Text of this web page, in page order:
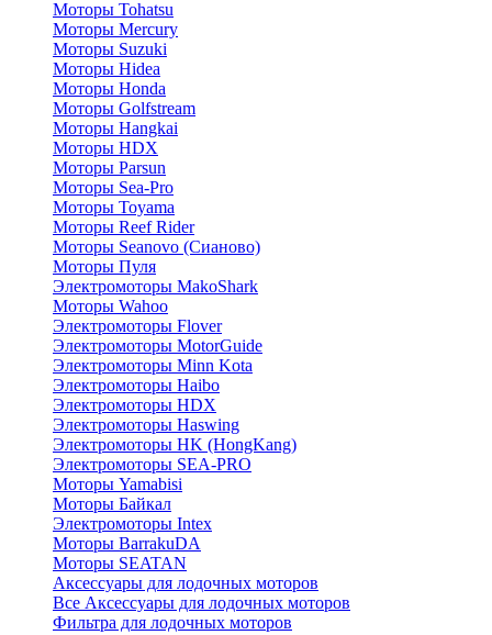
Моторы Tohatsu
Моторы Mercury
Моторы Suzuki
Моторы Hidea
Моторы Honda
Моторы Golfstream
Моторы Hangkai
Моторы HDX
Моторы Parsun
Моторы Sea-Pro
Моторы Toyama
Моторы Reef Rider
Моторы Seanovo (Сианово)
Моторы Пуля
Электромоторы MakoShark
Моторы Wahoo
Электромоторы Flover
Электромоторы MotorGuide
Электромоторы Minn Kota
Электромоторы Haibo
Электромоторы HDX
Электромоторы Haswing
Электромоторы HK (HongKang)
Электромоторы SEA-PRO
Моторы Yamabisi
Моторы Байкал
Электромоторы Intex
Моторы BarrakuDA
Моторы SEATAN
Аксессуары для лодочных моторов
Все Аксессуары для лодочных моторов
Фильтра для лодочных моторов